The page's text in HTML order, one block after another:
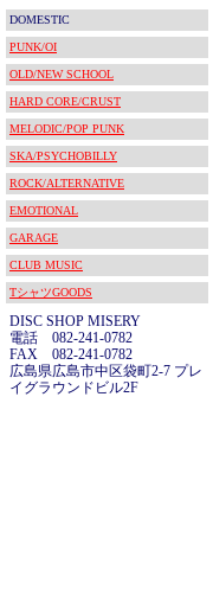
DOMESTIC
PUNK/OI
OLD/NEW SCHOOL
HARD CORE/CRUST
MELODIC/POP PUNK
SKA/PSYCHOBILLY
ROCK/ALTERNATIVE
EMOTIONAL
GARAGE
CLUB MUSIC
TシャツGOODS
DISC SHOP MISERY
電話 082-241-0782
FAX 082-241-0782
広島県広島市中区袋町2-7 プレ
イグラウンドビル2F